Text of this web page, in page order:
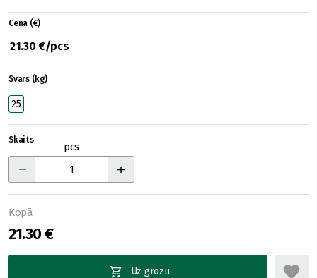
Cena (€)
21.30 €/pcs
Svars (kg)
25
Skaits
pcs
Kopā
21.30 €
Uz grozu